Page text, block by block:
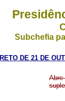
Subchefia
DE 21 DE
Abre